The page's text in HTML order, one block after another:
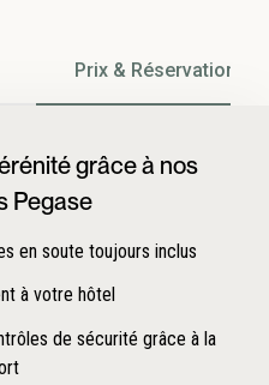
Prix & Réservation
grâce à nos
Pegase
en soute toujours inclus
à votre hôtel
de sécurité grâce à la